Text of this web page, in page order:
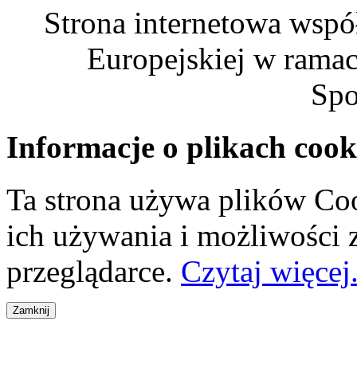
Strona internetowa
Europejskiej w
Informacje o plikach
Ta strona używa plików
ich używania i możliwości
przeglądarce. Czytaj